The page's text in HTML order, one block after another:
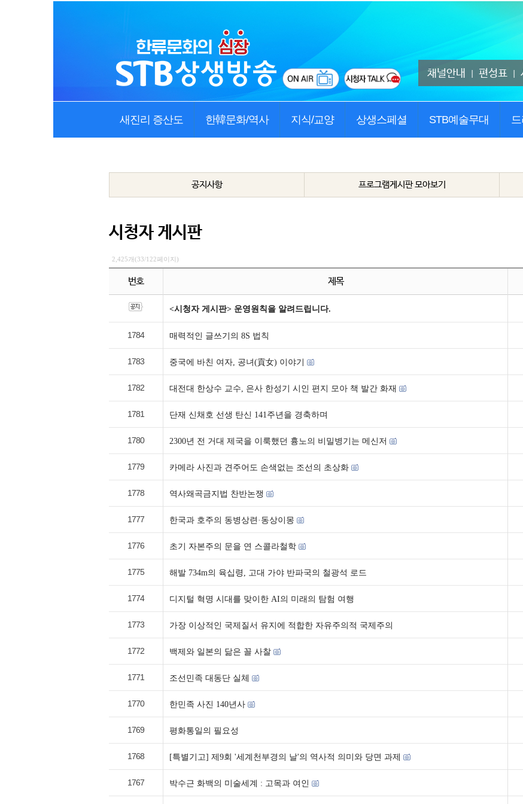
채널안내 편성표
새진리 증산도 한韓문화/역사 지식/교양 상생스페셜 STB예술무대
공지사항 프로그램게시판 모아보기
시청자 게시판
2,425개(33/122페이지)
번호 제목
<시청자 게시판> 운영원칙을 알려드립니다.
1784 매력적인 글쓰기의 8S 법칙
1783 중국에 바친 여자, 공녀(貢女) 이야기
1782 대전대 한상수 교수, 은사 한성기 시인 편지 모아 책 발간 화재
1781 단재 신채호 선생 탄신 141주년을 경축하며
1780 2300년 전 거대 제국을 이룩했던 흉노의 비밀병기는 메신저
1779 카메라 사진과 견주어도 손색없는 조선의 초상화
1778 역사왜곡금지법 찬반논쟁
1777 한국과 호주의 동병상련·동상이몽
1776 초기 자본주의 문을 연 스콜라철학
1775 해발 734m의 육십령, 고대 가야 반파국의 철광석 로드
1774 디지털 혁명 시대를 맞이한 AI의 미래의 탐험 여행
1773 가장 이상적인 국제질서 유지에 적합한 자유주의적 국제주의
1772 백제와 일본의 닮은 꼴 사찰
1771 조선민족 대동단 실체
1770 한민족 사진 140년사
1769 평화통일의 필요성
1768 [특별기고] 제9회 '세계천부경의 날'의 역사적 의미와 당면 과제
1767 박수근 화백의 미술세계 : 고목과 여인